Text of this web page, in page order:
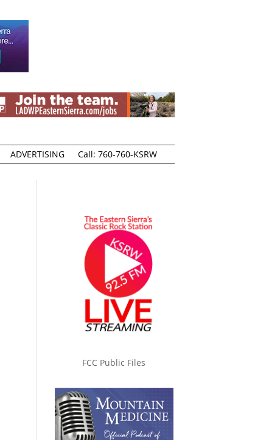
ADVERTISING Call: 760-760-KSRW
FCC Public Files